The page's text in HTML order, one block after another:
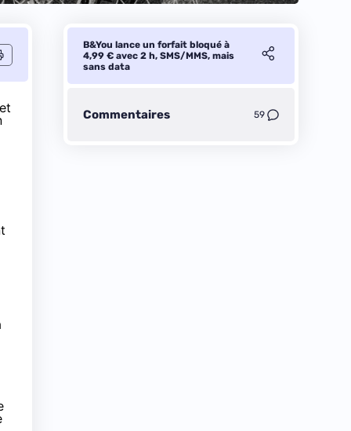
B&You lance un forfait bloqué à
4,99 € avec 2 h, SMS/MMS, mais
sans data
Commentaires 59